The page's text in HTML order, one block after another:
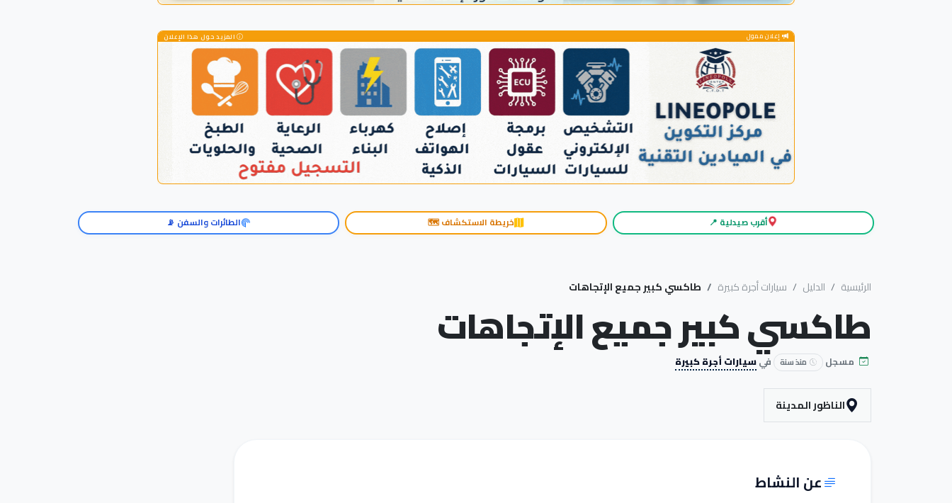
إعلان ممول المزيد حول هذا الإعلان
أقرب صيدلية 📍 خريطة الاستكشاف 🗺️ الطائرات والسفن 📡
الرئيسية الدليل سيارات أجرة كبيرة طاكسي كبير جميع الإتجاهات
طاكسي كبير جميع الإتجاهات
مسجل منذ سنة فيسيارات أجرة كبيرة
الناظور المدينة
عن النشاط